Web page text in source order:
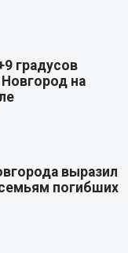
градусов
на
выразил
погибших